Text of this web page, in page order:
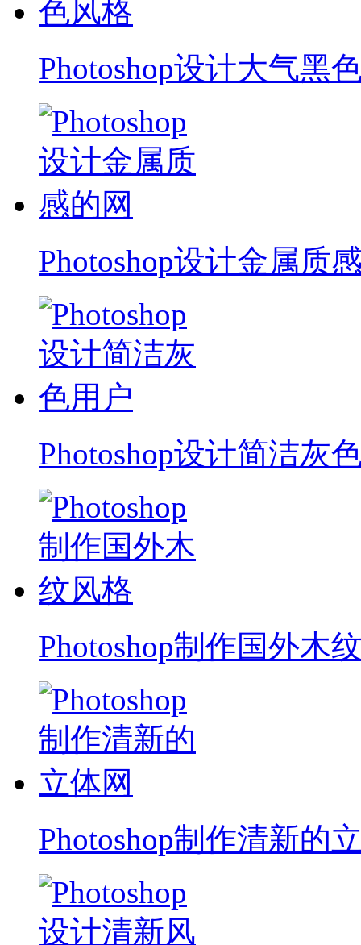
Photoshop设计大气黑
Photoshop设计金属质
Photoshop设计简洁灰
Photoshop制作国外木
Photoshop制作清新的